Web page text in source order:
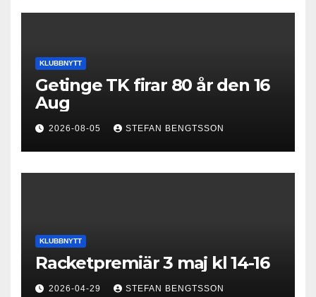
KLUBBNYTT
Getinge TK firar 80 år den 16
Aug
2026-08-05 STEFAN BENGTSSON
KLUBBNYTT
Racketpremiär 3 maj kl 14-16
2026-04-29 STEFAN BENGTSSON